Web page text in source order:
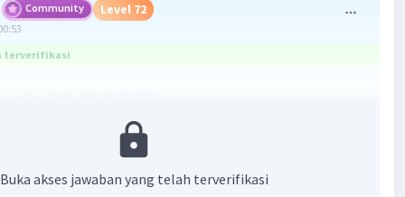
Community Level 72
terverifikasi
((a,b),k) bayangannya P'(a+k(x-a), b+k(y-b))
Buka akses jawaban yang telah terverifikasi